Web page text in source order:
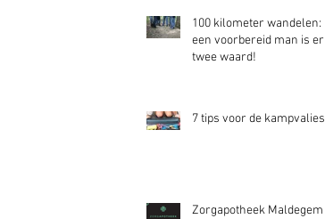
100 kilometer wandelen:
een voorbereid man is er
twee waard!
7 tips voor de kampvalies
Zorgapotheek Maldegem